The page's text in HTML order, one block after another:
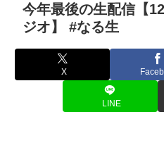
今年最後の生配信【
ジオ】 #なる生
X
LINE